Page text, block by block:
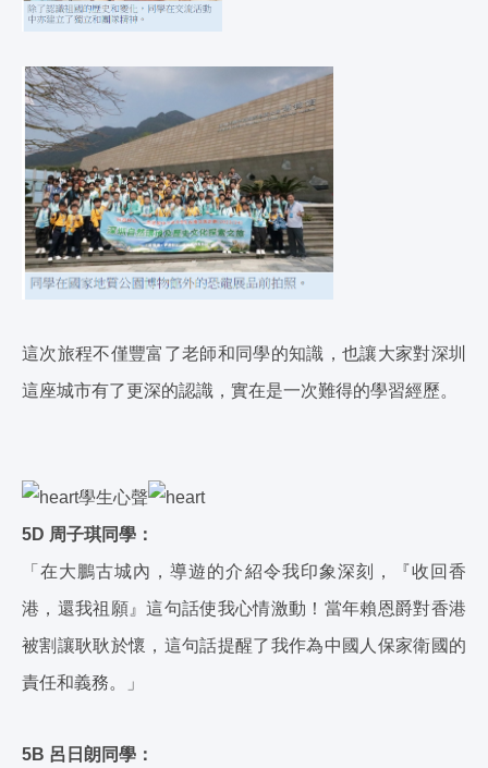
這次旅程不僅豐富了老師和同學的知識，也讓大家對深圳
這座城市有了更深的認識，實在是一次難得的學習經歷。
學生心聲
5D 周子琪同學：
「在大鵬古城內，導遊的介紹令我印象深刻，『收回香
港，還我祖願』這句話使我心情激動！當年賴恩爵對香港
被割讓耿耿於懷，這句話提醒了我作為中國人保家衛國的
責任和義務。」
5B 呂日朗同學：